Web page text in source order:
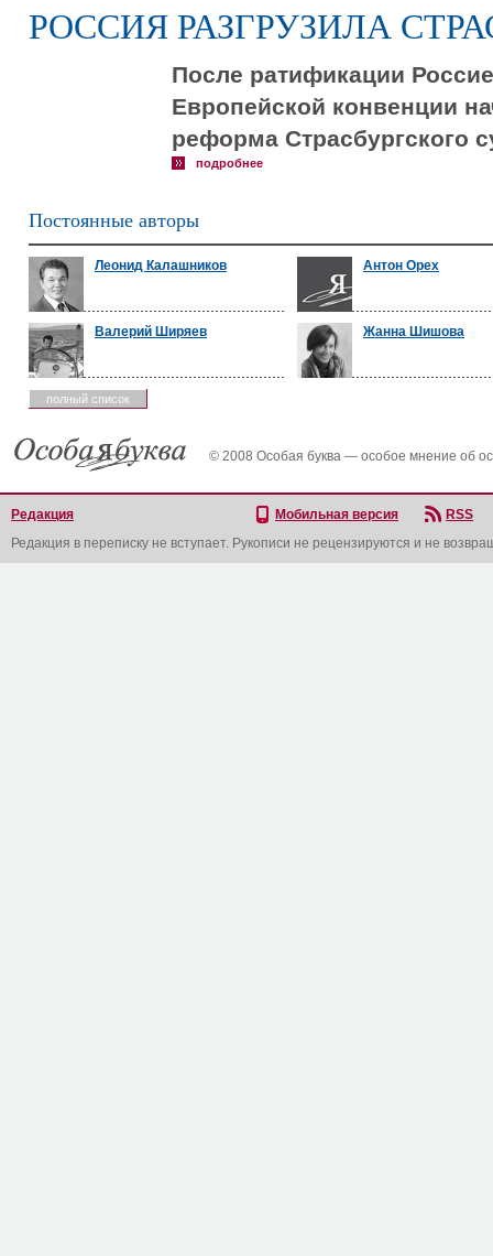
РОССИЯ РАЗГРУЗИЛА
После ратификации
Европейской конвенции
реформа Страсбургского
подробнее
Постоянные авторы
Леонид Калашников Антон Орех
Валерий Ширяев Жанна Шишова
полный список
© 2008 Особая буква — особое мнение об
Редакция Мобильная версия
RSS
Редакция в переписку не вступает. Рукописи не рецензируются и не